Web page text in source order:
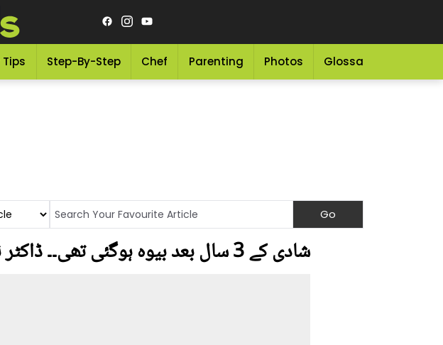
Step-By-Step Chef Parenting Photos Glossary
شادی کے 3 سال بعد بیوہ ہوگئی تھی۔۔ ڈاکٹر نبیہہ کے منگیتر کون ہیں اور کیا کام کرتے ہیں؟